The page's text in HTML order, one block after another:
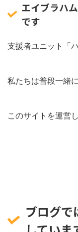
エイブラハ
です
支援者ユニット「
私たちは普段一緒
このサイトを運営
ブログで